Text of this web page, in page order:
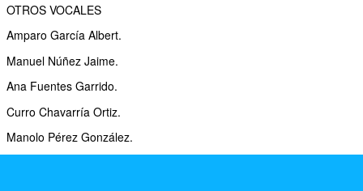
OTROS VOCALES
Amparo García Albert.
Manuel Núñez Jaime.
Ana Fuentes Garrido.
Curro Chavarría Ortiz.
Manolo Pérez González.